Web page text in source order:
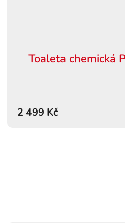
Toaleta chemická
2 499 Kč